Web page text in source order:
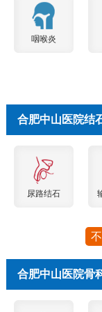
咽喉炎
合肥中山医院结
尿路结石
合肥中山医院骨